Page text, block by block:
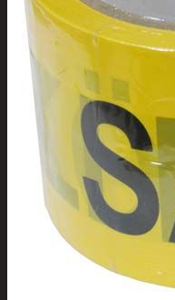
Tuotevalikoima